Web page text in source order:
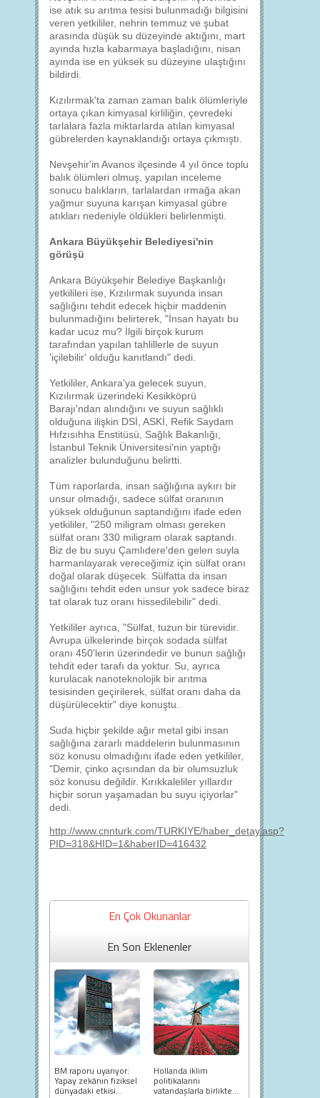
ise atık su arıtma tesisi bulunmadığı bilgisini
veren yetkililer, nehrin temmuz ve şubat
arasında düşük su düzeyinde aktığını, mart
ayında hızla kabarmaya başladığını, nisan
ayında ise en yüksek su düzeyine ulaştığını
bildirdi.
Kızılırmak'ta zaman zaman balık ölümleriyle
ortaya çıkan kimyasal kirliliğin, çevredeki
tarlalara fazla miktarlarda atılan kimyasal
gübrelerden kaynaklandığı ortaya çıkmıştı.
Nevşehir'in Avanos ilçesinde 4 yıl önce toplu
balık ölümleri olmuş, yapılan inceleme
sonucu balıkların, tarlalardan ırmağa akan
yağmur suyuna karışan kimyasal gübre
atıkları nedeniyle öldükleri belirlenmişti.
Ankara Büyükşehir Belediyesi'nin
görüşü
Ankara Büyükşehir Belediye Başkanlığı
yetkilileri ise, Kızılırmak suyunda insan
sağlığını tehdit edecek hiçbir maddenin
bulunmadığını belirterek, "İnsan hayatı bu
kadar ucuz mu? İlgili birçok kurum
tarafından yapılan tahlillerle de suyun
'içilebilir' olduğu kanıtlandı" dedi.
Yetkililer, Ankara'ya gelecek suyun,
Kızılırmak üzerindeki Kesikköprü
Barajı'ndan alındığını ve suyun sağlıklı
olduğuna ilişkin DSİ, ASKİ, Refik Saydam
Hıfzısıhha Enstitüsü, Sağlık Bakanlığı,
İstanbul Teknik Üniversitesi'nin yaptığı
analizler bulunduğunu belirtti.
Tüm raporlarda, insan sağlığına aykırı bir
unsur olmadığı, sadece sülfat oranının
yüksek olduğunun saptandığını ifade eden
yetkililer, "250 miligram olması gereken
sülfat oranı 330 miligram olarak saptandı.
Biz de bu suyu Çamlıdere'den gelen suyla
harmanlayarak vereceğimiz için sülfat oranı
doğal olarak düşecek. Sülfatta da insan
sağlığını tehdit eden unsur yok sadece biraz
tat olarak tuz oranı hissedilebilir" dedi.
Yetkililer ayrıca, "Sülfat, tuzun bir türevidir.
Avrupa ülkelerinde birçok sodada sülfat
oranı 450'lerin üzerindedir ve bunun sağlığı
tehdit eder tarafı da yoktur. Su, ayrıca
kurulacak nanoteknolojik bir arıtma
tesisinden geçirilerek, sülfat oranı daha da
düşürülecektir" diye konuştu.
Suda hiçbir şekilde ağır metal gibi insan
sağlığına zararlı maddelerin bulunmasının
söz konusu olmadığını ifade eden yetkililer,
"Demir, çinko açısından da bir olumsuzluk
söz konusu değildir. Kırıkkaleliler yıllardır
hiçbir sorun yaşamadan bu suyu içiyorlar"
dedi.
http://www.cnnturk.com/TURKIYE/haber_detay.asp?
PID=318&HID=1&haberID=416432
En Çok Okunanlar
En Son Eklenenler
BM raporu uyarıyor:
Yapay zekânın fiziksel
dünyadaki etkisi...
Hollanda iklim
politikalarını
vatandaşlarla birlikte...